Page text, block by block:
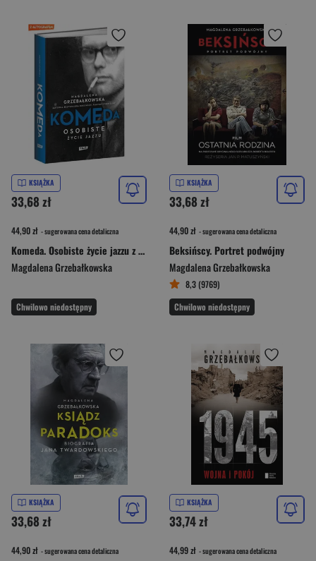
KSIĄŻKA
33,68 zł
44,90 zł - sugerowana cena detaliczna
Komeda. Osobiste życie jazzu z autografem
Magdalena Grzebałkowska
Chwilowo niedostępny
KSIĄŻKA
33,68 zł
44,90 zł - sugerowana cena detaliczna
Beksińscy. Portret podwójny
Magdalena Grzebałkowska
8,3 (9769)
Chwilowo niedostępny
KSIĄŻKA
33,68 zł
44,90 zł - sugerowana cena detaliczna
KSIĄŻKA
33,74 zł
44,99 zł - sugerowana cena detaliczna